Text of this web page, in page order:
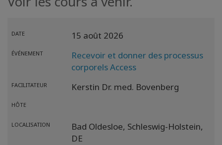
DATE 15 août 2026
ÉVÉNEMENT
Recevoir et donner des processus
corporels Access
FACILITATEUR Kerstin Dr. med. Bovenberg
HÔTE
LOCALISATION Bad Oldesloe, Schleswig-Holstein,
DE